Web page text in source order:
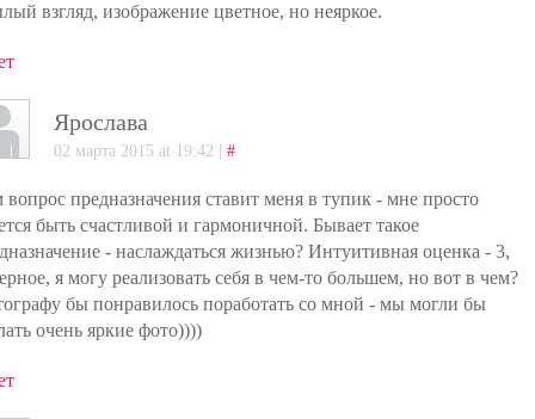
взгляд, изображение цветное, но неяркое.
Ярослава
02 марта 2015 at 19:42 | #
предназначения ставит меня в тупик - мне просто
быть счастливой и гармоничной. Бывает такое
- наслаждаться жизнью? Интуитивная оценка - 3,
я могу реализовать себя в чем-то большем, но вот в чем?
бы понравилось поработать со мной - мы могли бы
очень яркие фото))))